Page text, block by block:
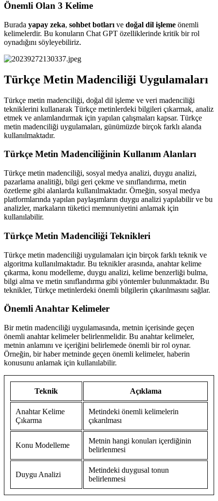
Önemli Olan 3 Kelime
Burada yapay zeka, sohbet botları ve doğal dil işleme önemli
kelimelerdir. Bu konuların Chat GPT özelliklerinde kritik bir rol
oynadığını söyleyebiliriz.
Türkçe Metin Madenciliği Uygulamaları
Türkçe metin madenciliği, doğal dil işleme ve veri madenciliği
tekniklerini kullanarak Türkçe metinlerdeki bilgileri çıkarmak, analiz
etmek ve anlamlandırmak için yapılan çalışmaları kapsar. Türkçe
metin madenciliği uygulamaları, günümüzde birçok farklı alanda
kullanılmaktadır.
Türkçe Metin Madenciliğinin Kullanım Alanları
Türkçe metin madenciliği, sosyal medya analizi, duygu analizi,
pazarlama analitiği, bilgi geri çekme ve sınıflandırma, metin
özetleme gibi alanlarda kullanılmaktadır. Örneğin, sosyal medya
platformlarında yapılan paylaşımların duygu analizi yapılabilir ve bu
analizler, markaların tüketici memnuniyetini anlamak için
kullanılabilir.
Türkçe Metin Madenciliği Teknikleri
Türkçe metin madenciliği uygulamaları için birçok farklı teknik ve
algoritma kullanılmaktadır. Bu teknikler arasında, anahtar kelime
çıkarma, konu modelleme, duygu analizi, kelime benzerliği bulma,
bilgi alma ve metin sınıflandırma gibi yöntemler bulunmaktadır. Bu
teknikler, Türkçe metinlerdeki önemli bilgilerin çıkarılmasını sağlar.
Önemli Anahtar Kelimeler
Bir metin madenciliği uygulamasında, metnin içerisinde geçen
önemli anahtar kelimeler belirlenmelidir. Bu anahtar kelimeler,
metnin anlamını ve içeriğini belirlemede önemli bir rol oynar.
Örneğin, bir haber metninde geçen önemli kelimeler, haberin
konusunu anlamak için kullanılabilir.
Teknik Açıklama
Anahtar Kelime
Çıkarma
Metindeki önemli kelimelerin
çıkarılması
Konu Modelleme
Metnin hangi konuları içerdiğinin
belirlenmesi
Duygu Analizi
Metindeki duygusal tonun
belirlenmesi